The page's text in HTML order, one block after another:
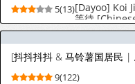
5(13)[Dayoo] Koi
等待
9(122)